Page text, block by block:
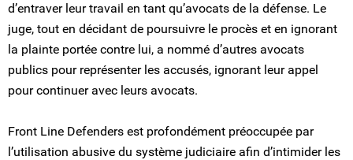
d’entraver leur travail en tant qu’avocats de la défense. Le
juge, tout en décidant de poursuivre le procès et en ignorant
la plainte portée contre lui, a nommé d’autres avocats
publics pour représenter les accusés, ignorant leur appel
pour continuer avec leurs avocats.
Front Line Defenders est profondément préoccupée par
l’utilisation abusive du système judiciaire afin d’intimider les